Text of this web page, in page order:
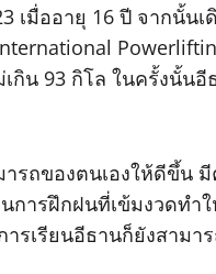
เมื่ออายุ 16 ปี จากนั้น
กิน 93 กิโล ในครั้งนั้น
รถของตนเองให้ดีขึ้น
ารฝึกฝนที่เข้มงวดทำ
รเรียนอีธานก็ยังสามา